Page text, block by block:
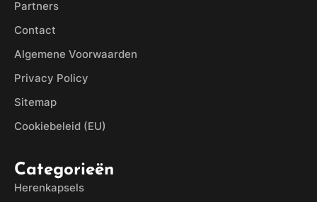
Partners
Contact
Algemene Voorwaarden
Privacy Policy
Sitemap
Cookiebeleid (EU)
Categorieën
Herenkapsels